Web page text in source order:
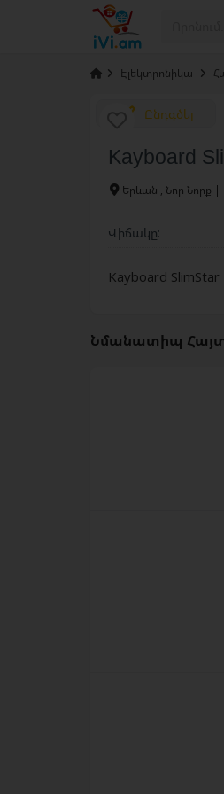
Էլեկտրոնիկա
Ընդգծել
Kayboard
Երևան , Նոր Նորք |
Վիճակը:
Kayboard SlimStar
Նմանատիպ